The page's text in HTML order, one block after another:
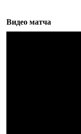
Видео матча